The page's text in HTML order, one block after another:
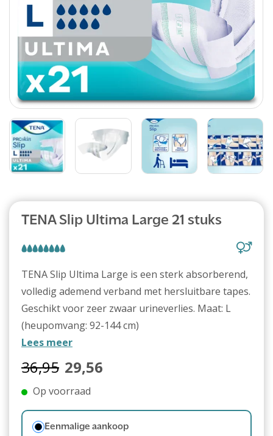
Abonnement
TENA Slip Ultima Large 21 stuks
TENA Slip Ultima Large is een sterk absorberend,
volledig ademend verband met hersluitbare tapes.
Geschikt voor zeer zwaar urineverlies. Maat: L
(heupomvang: 92-144 cm)
Lees meer
36,95 29,56
Op voorraad
Eenmalige aankoop